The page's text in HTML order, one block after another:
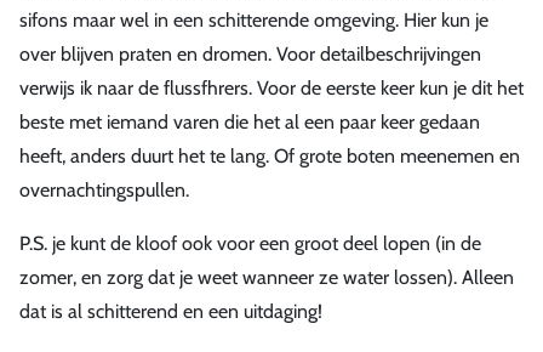
sifons maar wel in een schitterende omgeving. Hier kun je
over blijven praten en dromen. Voor detailbeschrijvingen
verwijs ik naar de flussfhrers. Voor de eerste keer kun je dit het
beste met iemand varen die het al een paar keer gedaan
heeft, anders duurt het te lang. Of grote boten meenemen en
overnachtingspullen.
P.S. je kunt de kloof ook voor een groot deel lopen (in de
zomer, en zorg dat je weet wanneer ze water lossen). Alleen
dat is al schitterend en een uitdaging!